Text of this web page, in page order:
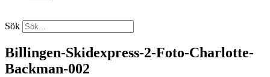
Sök
Billingen-Skidexpress-2-Foto-Charlotte-
Backman-002